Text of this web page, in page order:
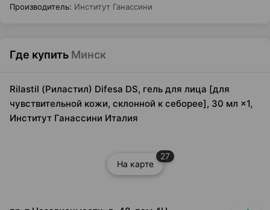
Производитель: Институт Ганассини
Где купить Минск
Rilastil (Риластил) Difesa DS, гель для лица [для
чувствительной кожи, склонной к себорее], 30 мл ×1,
Институт Ганассини Италия
На карте
27